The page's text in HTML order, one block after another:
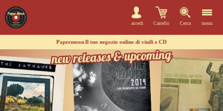
accedi Carrello Cerca menu
PapermoonIl tuo negozio online di vinili e CD